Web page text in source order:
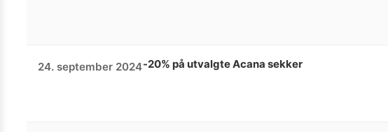
24. september 2024-20% på utvalgte Acana sekker